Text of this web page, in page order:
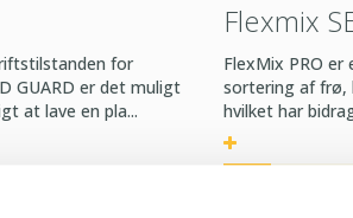
for
GUARD er det muligt
at lave en pla...
Flexmix
FlexMix PRO
sortering af frø,
hvilket har